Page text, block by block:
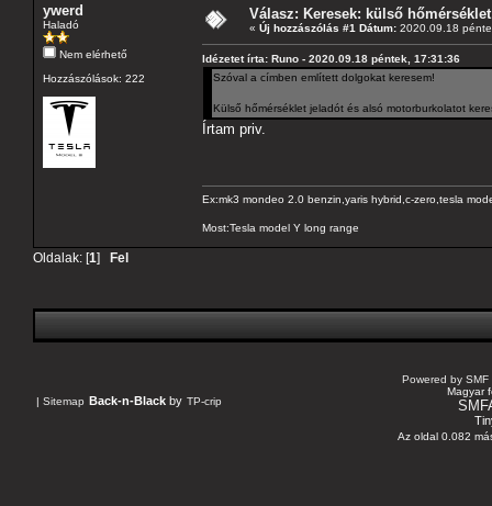
ywerd
Haladó
Nem elérhető
Hozzászólások: 222
Válasz: Keresek: külső
« Új hozzászólás #1 Dátum: 2020.09.18
Idézetet írta: Runo - 2020.09.18 péntek, 17:31:36
Szóval a címben említett dolgokat keresem!
Külső hőmérséklet jeladót és alsó motorburkolatot
Írtam priv.
Ex:mk3 mondeo 2.0 benzin,yaris hybrid,c-zero,tesla
Most:Tesla model Y long range
Oldalak: [1] Fel
| Sitemap Back-n-Black by TP-crip
Powered by SMF
Magyar
Az oldal 0.082